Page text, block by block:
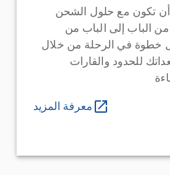
تكون مع حلول الشحن
من الباب إلى الباب من
خطوة في الرحلة من خلال
للحدود والقارات
معرفة المزيد